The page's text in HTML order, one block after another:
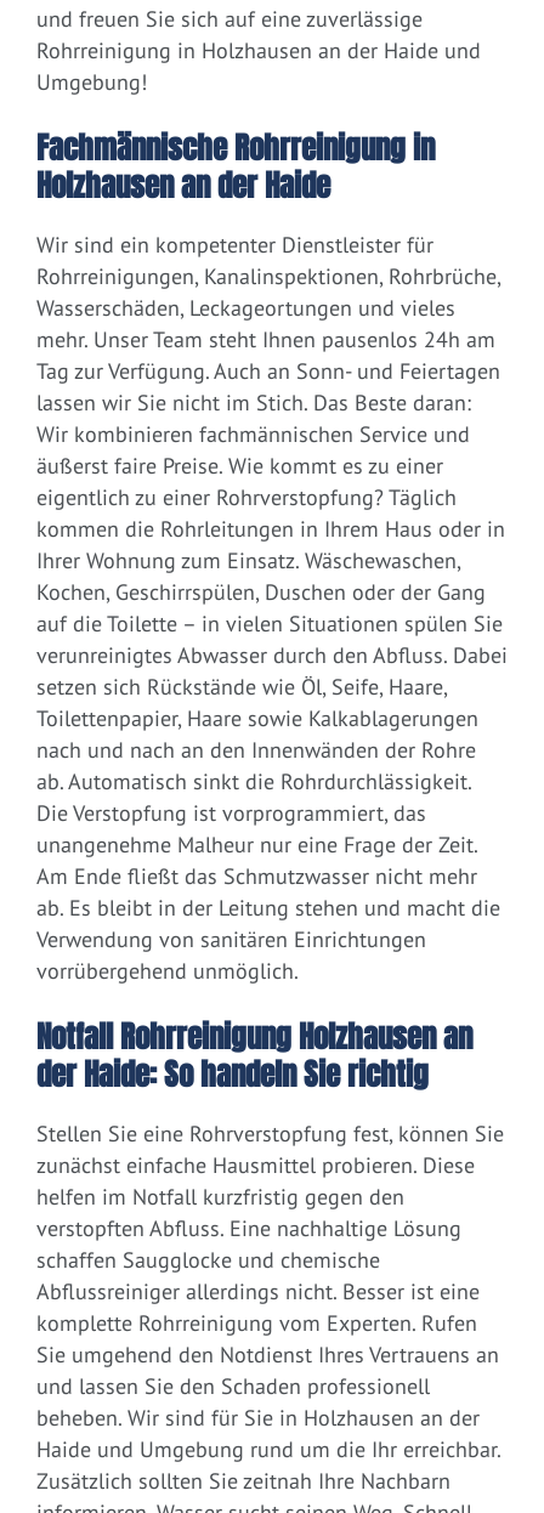
und freuen Sie sich auf eine zuverlässige
Rohrreinigung in Holzhausen an der Haide und
Umgebung!
Fachmännische Rohrreinigung in
Holzhausen an der Haide
Wir sind ein kompetenter Dienstleister für
Rohrreinigungen, Kanalinspektionen, Rohrbrüche,
Wasserschäden, Leckageortungen und vieles
mehr. Unser Team steht Ihnen pausenlos 24h am
Tag zur Verfügung. Auch an Sonn- und Feiertagen
lassen wir Sie nicht im Stich. Das Beste daran:
Wir kombinieren fachmännischen Service und
äußerst faire Preise. Wie kommt es zu einer
eigentlich zu einer Rohrverstopfung? Täglich
kommen die Rohrleitungen in Ihrem Haus oder in
Ihrer Wohnung zum Einsatz. Wäschewaschen,
Kochen, Geschirrspülen, Duschen oder der Gang
auf die Toilette – in vielen Situationen spülen Sie
verunreinigtes Abwasser durch den Abfluss. Dabei
setzen sich Rückstände wie Öl, Seife, Haare,
Toilettenpapier, Haare sowie Kalkablagerungen
nach und nach an den Innenwänden der Rohre
ab. Automatisch sinkt die Rohrdurchlässigkeit.
Die Verstopfung ist vorprogrammiert, das
unangenehme Malheur nur eine Frage der Zeit.
Am Ende fließt das Schmutzwasser nicht mehr
ab. Es bleibt in der Leitung stehen und macht die
Verwendung von sanitären Einrichtungen
vorrübergehend unmöglich.
Notfall Rohrreinigung Holzhausen an
der Haide: So handeln Sie richtig
Stellen Sie eine Rohrverstopfung fest, können Sie
zunächst einfache Hausmittel probieren. Diese
helfen im Notfall kurzfristig gegen den
verstopften Abfluss. Eine nachhaltige Lösung
schaffen Saugglocke und chemische
Abflussreiniger allerdings nicht. Besser ist eine
komplette Rohrreinigung vom Experten. Rufen
Sie umgehend den Notdienst Ihres Vertrauens an
und lassen Sie den Schaden professionell
beheben. Wir sind für Sie in Holzhausen an der
Haide und Umgebung rund um die Ihr erreichbar.
Zusätzlich sollten Sie zeitnah Ihre Nachbarn